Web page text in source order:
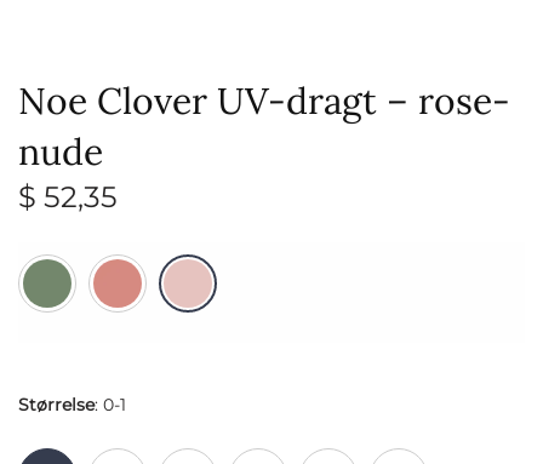
Noe Clover UV-dragt – rose-
nude
$ 52,35
Størrelse: 0-1